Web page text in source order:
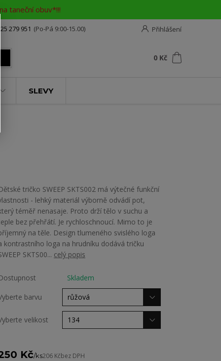
taneční obuv*!!!
Přihlášení
279 951 (Po-Pá 9:00-15.00)
0 Kč
SLEVY
tričko SWEEP SKTS002 má výtečné funkční
- lehký materiál výborně odvádí pot,
téměř nenasaje. Proto drží tělo v suchu a
bez přehřátí. Je rychloschnoucí. Mimo to je
na těle. Design tlumeného svislého loga
kontrastního loga na hrudníku dodává tričku
SKTS00... celý popis
Skladem
barvu
velikost
Kč/ks206 Kčbez DPH